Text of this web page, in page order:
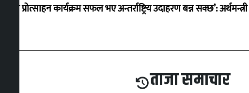
‘करदाता प्रोत्साहन कार्यक्रम सफल भए अन्तर्राष्ट्रिय उदाहरण बन्न सक्छ’: अर्थमन्त्री
ताजा समाचार